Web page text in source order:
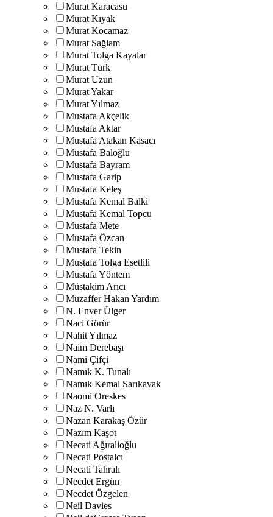
Murat Karacasu
Murat Kıyak
Murat Kocamaz
Murat Sağlam
Murat Tolga Kayalar
Murat Türk
Murat Uzun
Murat Yakar
Murat Yılmaz
Mustafa Akçelik
Mustafa Aktar
Mustafa Atakan Kasacı
Mustafa Baloğlu
Mustafa Bayram
Mustafa Garip
Mustafa Keleş
Mustafa Kemal Balki
Mustafa Kemal Topcu
Mustafa Mete
Mustafa Özcan
Mustafa Tekin
Mustafa Tolga Esetlili
Mustafa Yöntem
Müstakim Arıcı
Muzaffer Hakan Yardım
N. Enver Ülger
Naci Görür
Nahit Yılmaz
Naim Derebaşı
Nami Çifçi
Namık K. Tunalı
Namık Kemal Sarıkavak
Naomi Oreskes
Naz N. Varlı
Nazan Karakaş Özür
Nazım Kaşot
Necati Ağıralioğlu
Necati Postalcı
Necati Tahralı
Necdet Ergün
Necdet Özgelen
Neil Davies